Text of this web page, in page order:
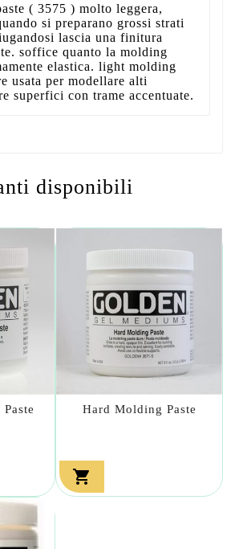
( 3575 ) molto leggera,
si preparano grossi strati
lascia una finitura
soffice quanto la molding
elastica. light molding
usata per modellare alti
superfici con trame accentuate.
disponibili
Hard Molding Paste
